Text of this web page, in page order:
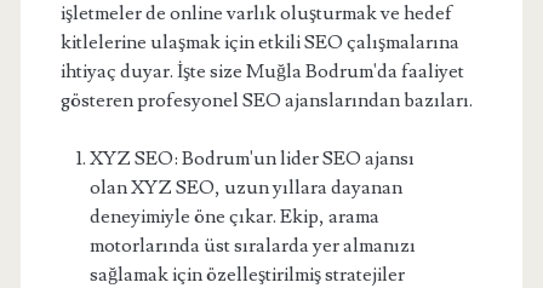
işletmeler de online varlık oluşturmak ve hedef
kitlelerine ulaşmak için etkili SEO çalışmalarına
ihtiyaç duyar. İşte size Muğla Bodrum'da faaliyet
gösteren profesyonel SEO ajanslarından bazıları.
XYZ SEO: Bodrum'un lider SEO ajansı
olan XYZ SEO, uzun yıllara dayanan
deneyimiyle öne çıkar. Ekip, arama
motorlarında üst sıralarda yer almanızı
sağlamak için özelleştirilmiş stratejiler